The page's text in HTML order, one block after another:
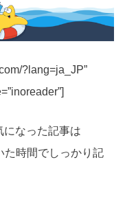
?lang=ja_JP”
になった記事は
た時間でしっかり記